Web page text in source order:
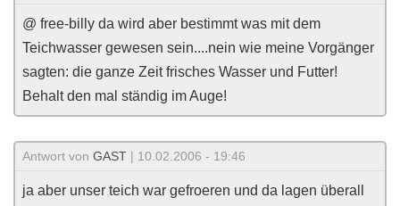
@ free-billy da wird aber bestimmt was mit dem
Teichwasser gewesen sein....nein wie meine Vorgänger
sagten: die ganze Zeit frisches Wasser und Futter!
Behalt den mal ständig im Auge!
Antwort von GAST | 10.02.2006 - 19:46
ja aber unser teich war gefroeren und da lagen überall